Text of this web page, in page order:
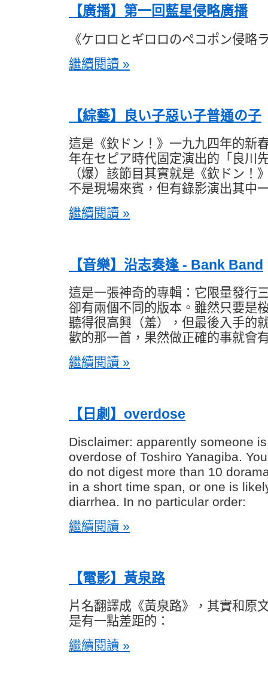
【廣播】第一回藍星侵略廣播
《ケロロとギロロのペコポン侵略
繼續閱讀 »
【綜藝】良い子惡い子普通の子
這是《欽ドン！》一九九四年的新
年在セピア時代固定演出的「良川
（爆）該節目其實就是《欽ドン！
不是現場來賓，但有錄影演出其中
繼續閱讀 »
【音樂】沿志奏逢 - Bank Band
這是一張神奇的專輯：它限量發行
卻有兩個不同的版本。雖然只要是
聽得很高興（羞），但最後入手的
歡的那一首，果然做正確的事就會
繼續閱讀 »
【日劇】overdose
Disclaimer: apparently someone
overdose of Toshiro Yanagiba.
do not digest more than 10
in a short time span, or one is
diarrhea. In no particular order:
繼續閱讀 »
【電影】黃泉路
片名翻譯成《黃泉路》，其實和原
是有一點差距的：
繼續閱讀 »